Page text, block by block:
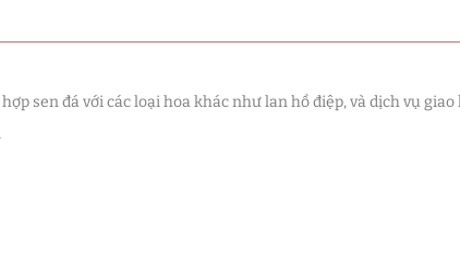
sen đá với các loại hoa khác như lan hồ điệp, và dịch vụ